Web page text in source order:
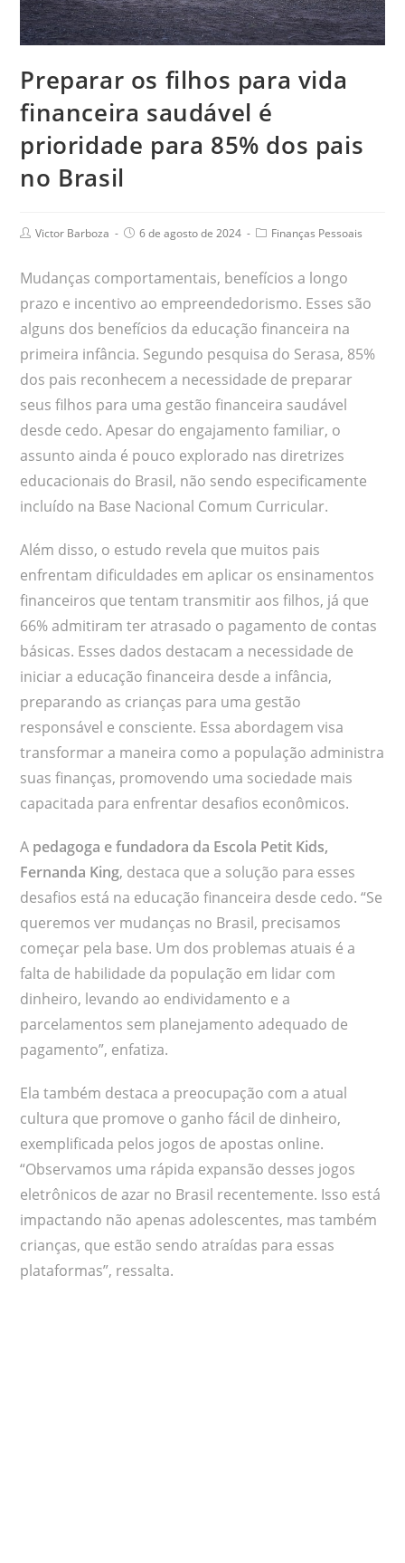
Preparar os filhos para vida
financeira saudável é
prioridade para 85% dos pais
no Brasil
Victor Barboza 6 de agosto de 2024 Finanças Pessoais
Mudanças comportamentais, benefícios a longo
prazo e incentivo ao empreendedorismo. Esses são
alguns dos benefícios da educação financeira na
primeira infância. Segundo pesquisa do Serasa, 85%
dos pais reconhecem a necessidade de preparar
seus filhos para uma gestão financeira saudável
desde cedo. Apesar do engajamento familiar, o
assunto ainda é pouco explorado nas diretrizes
educacionais do Brasil, não sendo especificamente
incluído na Base Nacional Comum Curricular.
Além disso, o estudo revela que muitos pais
enfrentam dificuldades em aplicar os ensinamentos
financeiros que tentam transmitir aos filhos, já que
66% admitiram ter atrasado o pagamento de contas
básicas. Esses dados destacam a necessidade de
iniciar a educação financeira desde a infância,
preparando as crianças para uma gestão
responsável e consciente. Essa abordagem visa
transformar a maneira como a população administra
suas finanças, promovendo uma sociedade mais
capacitada para enfrentar desafios econômicos.
A pedagoga e fundadora da Escola Petit Kids,
Fernanda King, destaca que a solução para esses
desafios está na educação financeira desde cedo. “Se
queremos ver mudanças no Brasil, precisamos
começar pela base. Um dos problemas atuais é a
falta de habilidade da população em lidar com
dinheiro, levando ao endividamento e a
parcelamentos sem planejamento adequado de
pagamento”, enfatiza.
Ela também destaca a preocupação com a atual
cultura que promove o ganho fácil de dinheiro,
exemplificada pelos jogos de apostas online.
“Observamos uma rápida expansão desses jogos
eletrônicos de azar no Brasil recentemente. Isso está
impactando não apenas adolescentes, mas também
crianças, que estão sendo atraídas para essas
plataformas”, ressalta.